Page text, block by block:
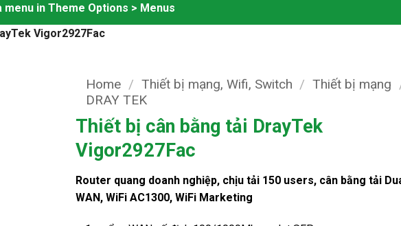
menu in Theme Options > Menus
Vigor2927Fac
Home / Thiết bị mạng, Wifi, Switch / Thiết bị mạng
DRAY TEK
Thiết bị cân bằng tải DrayTek
Vigor2927Fac
Router quang doanh nghiệp, chịu tải 150 users, cân bằng tải
WAN, WiFi AC1300, WiFi Marketing